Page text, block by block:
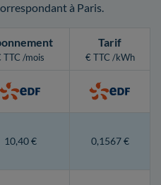
à Paris.
TTC /mois
Tarif
€ TTC /kWh
10,40 € 0,1567 €